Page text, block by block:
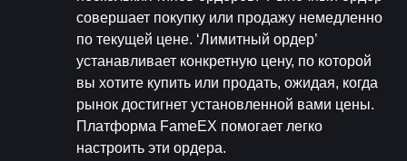
совершает покупку или продажу немедленно
по текущей цене. ‘Лимитный ордер’
устанавливает конкретную цену, по которой
вы хотите купить или продать, ожидая, когда
рынок достигнет установленной вами цены.
Платформа FameEX помогает легко
настроить эти ордера.